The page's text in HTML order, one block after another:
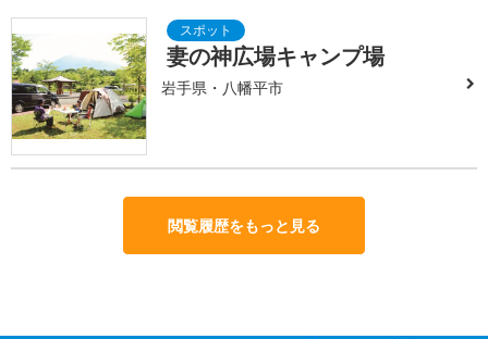
妻の神広場キャンプ場
岩手県・八幡平市
閲覧履歴をもっと見る